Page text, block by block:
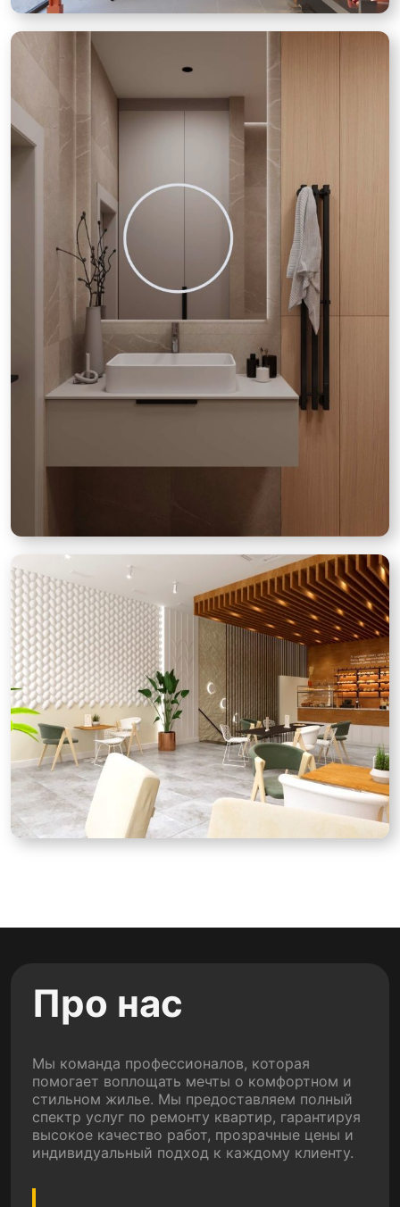
Про нас
Мы команда профессионалов, которая
помогает воплощать мечты о комфортном и
стильном жилье. Мы предоставляем полный
спектр услуг по ремонту квартир, гарантируя
высокое качество работ, прозрачные цены и
индивидуальный подход к каждому клиенту.